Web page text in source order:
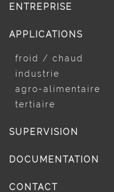
ENTREPRISE
APPLICATIONS
froid / chaud
industrie
agro-alimentaire
tertiaire
SUPERVISION
DOCUMENTATION
CONTACT